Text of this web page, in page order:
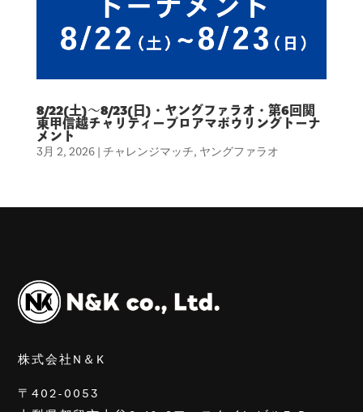
8/22(土)〜8/23(日)・ヤングファラオ・第6回関
東甲信越チャリティープロアマボウリングトーナ
メント
3月 2, 2026| チャレンジマッチ, ヤングファラオ
株式会社N＆K
〒402-0053